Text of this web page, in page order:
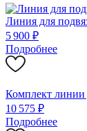
Линия для
5 900 ₽
Подробнее
Комплект линии
10 575 ₽
Подробнее